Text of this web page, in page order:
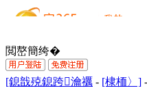
閲嶅簡绔�
[鎴戠殑鎴跨瀹禲 - [棣栭〉] -